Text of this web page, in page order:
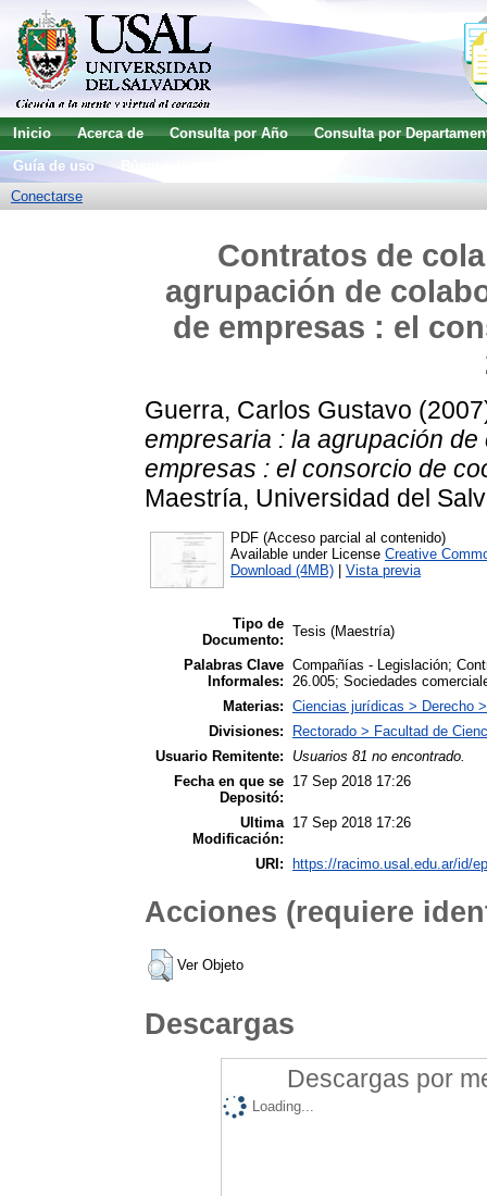
Inicio Acerca de Consulta por Año
Consulta por
Guía de uso
Conectarse
Contratos de
agrupación de
de empresas : el
Guerra, Carlos Gustavo
empresaria : la agrupación
empresas : el consorcio de
Maestría, Universidad del
PDF (Acceso parcial al contenido)
Available under License Creative
Download (4MB)
Vista previa
Tipo de
Documento:
Tesis (Maestría)
Palabras Clave
Informales:
Compañías - Legislación;
26.005; Sociedades
Materias: Ciencias jurídicas > Derecho
Divisiones:
Rectorado > Facultad de
Usuario Remitente:
Usuarios 81 no encontrado.
Fecha en que se
Depositó:
17 Sep 2018 17:26
Ultima
Modificación:
17 Sep 2018 17:26
URI: https://racimo.usal.edu.ar/id/
Acciones (requiere
Ver Objeto
Descargas
Descargas por
Loading...